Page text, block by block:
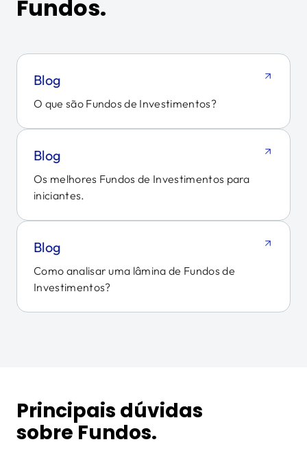
Fundos.
Blog
O que são Fundos de Investimentos?
Blog
Os melhores Fundos de Investimentos para
iniciantes.
Blog
Como analisar uma lâmina de Fundos de
Investimentos?
Principais dúvidas
sobre Fundos.